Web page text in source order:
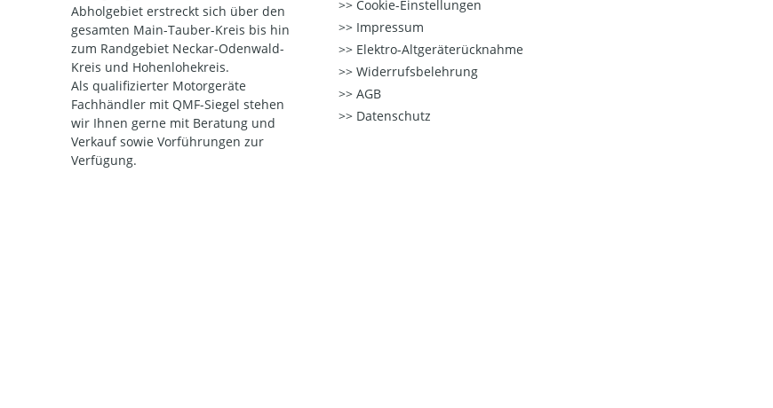
Abholgebiet erstreckt sich über den
gesamten Main-Tauber-Kreis bis hin
zum Randgebiet Neckar-Odenwald-
Kreis und Hohenlohekreis.
Als qualifizierter Motorgeräte
Fachhändler mit QMF-Siegel stehen
wir Ihnen gerne mit Beratung und
Verkauf sowie Vorführungen zur
Verfügung.
Cookie-Einstellungen
Impressum
Elektro-Altgeräterücknahme
Widerrufsbelehrung
AGB
Datenschutz